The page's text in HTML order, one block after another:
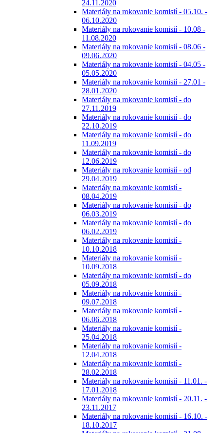
24.11.2020
Materiály na rokovanie komisií - 05.10. -
06.10.2020
Materiály na rokovanie komisií - 10.08 -
11.08.2020
Materiály na rokovanie komisií - 08.06 -
09.06.2020
Materiály na rokovanie komisií - 04.05 -
05.05.2020
Materiály na rokovanie komisií - 27.01 -
28.01.2020
Materiály na rokovanie komisií - do
27.11.2019
Materiály na rokovanie komisií - do
22.10.2019
Materiály na rokovanie komisií - do
11.09.2019
Materiály na rokovanie komisií - do
12.06.2019
Materiály na rokovanie komisií - od
29.04.2019
Materiály na rokovanie komisií -
08.04.2019
Materiály na rokovanie komisií - do
06.03.2019
Materiály na rokovanie komisií - do
06.02.2019
Materiály na rokovanie komisií -
10.10.2018
Materiály na rokovanie komisií -
10.09.2018
Materiály na rokovanie komisií - do
05.09.2018
Materiály na rokovanie komisií -
09.07.2018
Materiály na rokovanie komisií -
06.06.2018
Materiály na rokovanie komisií -
25.04.2018
Materiály na rokovanie komisií -
12.04.2018
Materiály na rokovanie komisií -
28.02.2018
Materiály na rokovanie komisií - 11.01. -
17.01.2018
Materiály na rokovanie komisií - 20.11. -
23.11.2017
Materiály na rokovanie komisií - 16.10. -
18.10.2017